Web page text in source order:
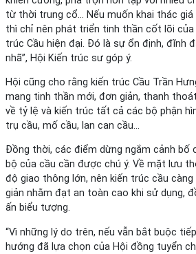
từ thời trung cổ… Nếu muốn khai thác
thì chỉ nên phát triển tinh thần cốt lõi
trúc Cầu hiện đại. Đó là sự ổn định, đĩnh
nhã”, Hội Kiến trúc sư góp ý.
Hội cũng cho rằng kiến trúc Cầu Trần
mang tinh thần mới, đơn giản, thanh
về tỷ lệ và kiến trúc tất cả các bộ phận
trụ cầu, mố cầu, lan can cầu…
Đồng thời, các điểm dừng ngắm cảnh bố
bộ của cầu cần được chú ý. Về mặt lưu
độ giao thông lớn, nên kiến trúc cầu
giản nhằm đạt an toàn cao khi sử dụng,
ấn biểu tượng.
“Vì những lý do trên, nếu vẫn bắt buộc
hướng đã lựa chọn của Hội đồng tuyển